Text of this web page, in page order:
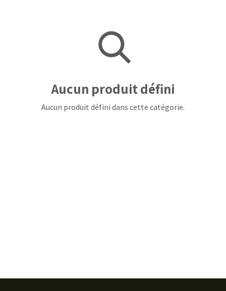
Aucun produit défini
Aucun produit défini dans cette catégorie.